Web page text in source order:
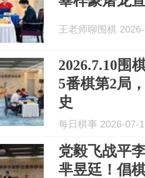
王老师聊围棋
2026.7.10围
5番棋第2局
史
每日棋事 2026-07-
党毅飞战平
芈昱廷！倡